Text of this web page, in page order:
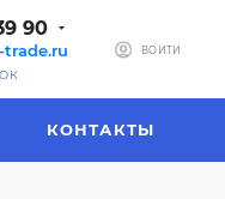
90
trade.ru ВОЙТИ
КОНТАКТЫ